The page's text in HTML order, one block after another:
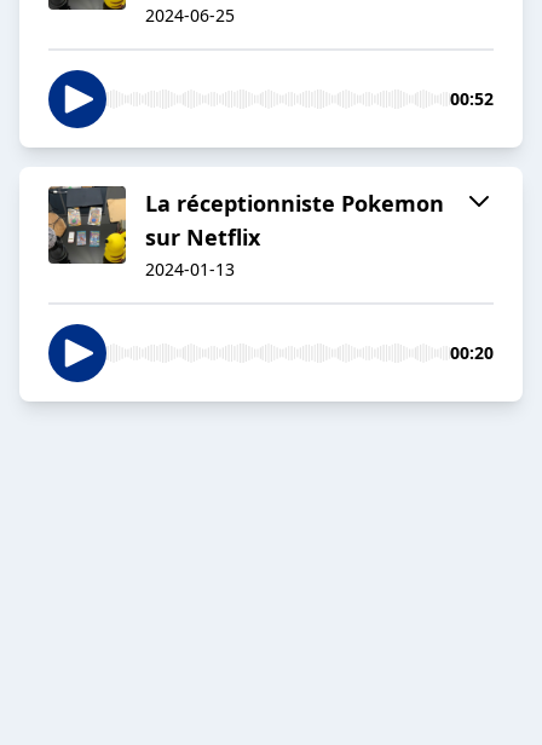
2024-06-25
00:52
La réceptionniste Pokemon
sur Netflix
2024-01-13
00:20